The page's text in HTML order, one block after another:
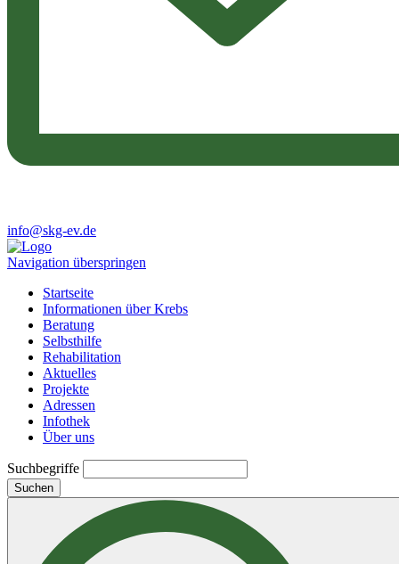
info@skg-ev.de
Navigation überspringen
Startseite
Informationen über Krebs
Beratung
Selbsthilfe
Rehabilitation
Aktuelles
Projekte
Adressen
Infothek
Über uns
Suchbegriffe
Suchen